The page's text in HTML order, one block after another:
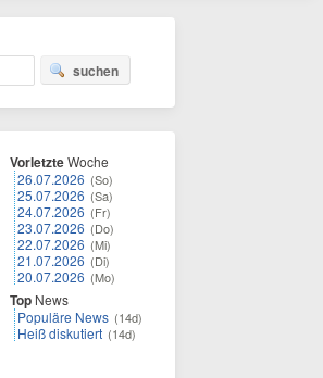
suchen
VorletzteWoche
26.07.2026 (So)
25.07.2026 (Sa)
24.07.2026 (Fr)
23.07.2026 (Do)
22.07.2026 (Mi)
21.07.2026 (Di)
20.07.2026 (Mo)
Top News
Populäre News (14d)
Heiß diskutiert (14d)